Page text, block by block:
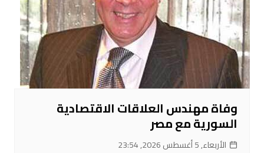
وفاة مهندس العلاقات الاقتصادية
السورية مع مصر
الأربعاء, 5 أغسطس 2026, 23:54